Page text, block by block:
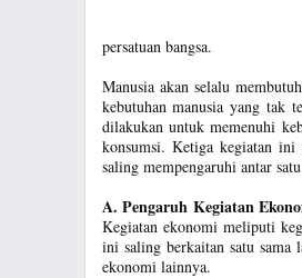
persatuan bangsa.
Manusia akan selalu
kebutuhan manusia yang tak
dilakukan untuk memenuhi
konsumsi. Ketiga kegiatan ini
saling mempengaruhi antar
A. Pengaruh Kegiatan
Kegiatan ekonomi meliputi
ini saling berkaitan satu sama
ekonomi lainnya.